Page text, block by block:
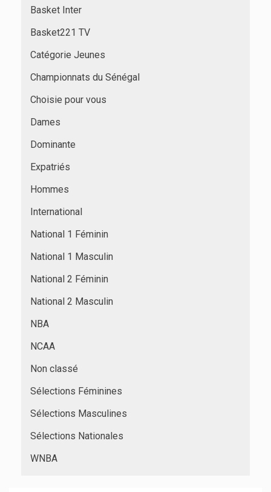
Basket Inter
Basket221 TV
Catégorie Jeunes
Championnats du Sénégal
Choisie pour vous
Dames
Dominante
Expatriés
Hommes
International
National 1 Féminin
National 1 Masculin
National 2 Féminin
National 2 Masculin
NBA
NCAA
Non classé
Sélections Féminines
Sélections Masculines
Sélections Nationales
WNBA